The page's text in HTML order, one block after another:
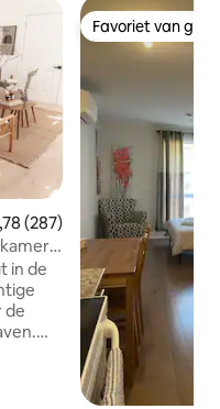
beoordeling van
(287)
in de
de
Favoriet van
Favoriet van